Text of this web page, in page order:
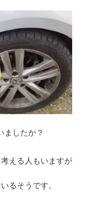
ましたか？
える人もいますが
るそうです。